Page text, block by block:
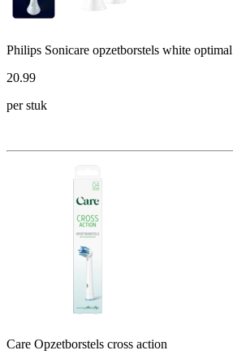
Philips Sonicare opzetborstels white optimal
20.99
per stuk
Care Opzetborstels cross action